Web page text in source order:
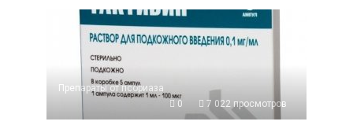
Препараты от псориаза
0
7 022 просмотров